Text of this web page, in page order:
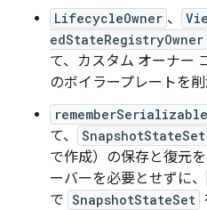
LifecycleOwner 、
edStateRegistryOwner
て、カスタム オーナー
のボイラープレートを
rememberSerializable
て、
SnapshotStateSet
で作成）の保存と復元
ーバーを必要とせずに、
で SnapshotStateSet